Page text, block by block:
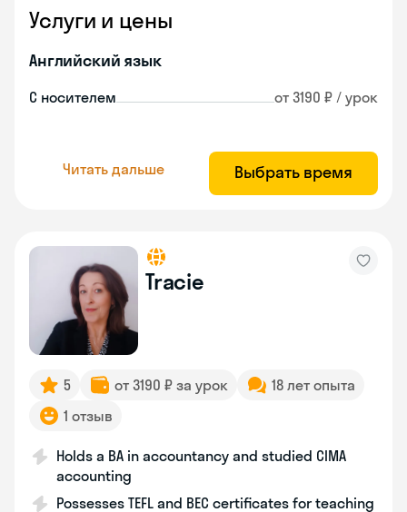
Услуги и цены
Английский язык
С носителем от 3190 ₽ / урок
Читать дальше Выбрать время
Tracie
5 от 3190 ₽ за урок
18 лет опыта
1 отзыв
Holds a BA in accountancy and studied CIMA
accounting
Possesses TEFL and BEC certificates for teaching